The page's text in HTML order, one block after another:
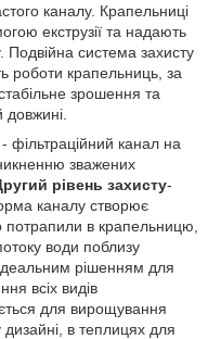
каналу. Крапельниці
екструзії та надають
Подвійна система захисту
роботи крапельниць, за
зрошення та
довжині.
фільтраційний канал на
зважених
рівень захисту-
каналу створює
потрапили в крапельницю,
води поблизу
рішенням для
всіх видів
для вирощування
в теплицях для